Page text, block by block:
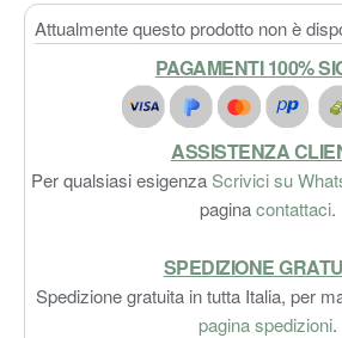
Attualmente questo prodotto non è
PAGAMENTI 100%
ASSISTENZA
Per qualsiasi esigenzaScrivici su
paginacontattaci.
SPEDIZIONE
Spedizione gratuita in tutta Italia, per
pagina spedizioni.